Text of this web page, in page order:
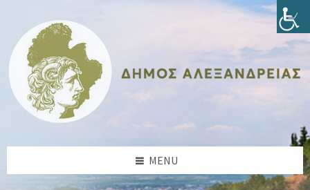
content
sidebar
sidebar
footer
MENU